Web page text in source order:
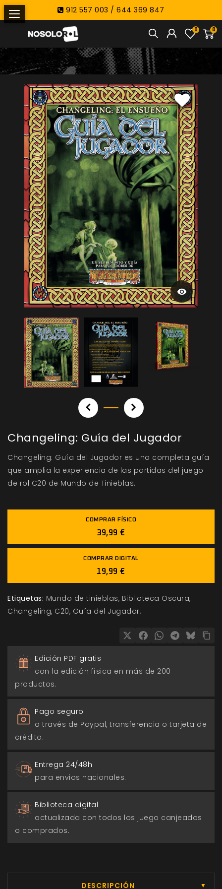
912 557 003 / 644 369 847
0
0
Changeling: Guía del Jugador
Changeling: Guía del Jugador es una completa guía
que amplia la experiencia de las partidas del juego
de rol C20 de Mundo de Tinieblas.
COMPRAR FÍSICO
39,99 €
COMPRAR DIGITAL
19,99 €
Etiquetas: Mundo de tinieblas Biblioteca Oscura
Changeling C20 Guía del Jugador
Edición PDF gratis
con la edición física en más de 200
productos.
Pago seguro
a través de Paypal, transferencia o tarjeta de
crédito.
Entrega 24/48h
para envios nacionales.
Biblioteca digital
actualizada con todos los juego canjeados
o comprados.
DESCRIPCIÓN ▼